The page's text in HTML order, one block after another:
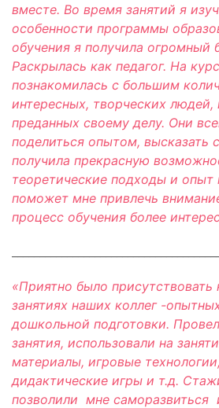
вместе. Во время занятий я
особенности программы
обучения я получила огромный
Раскрылась как педагог. На
познакомилась с большим
интересных, творческих людей,
преданных своему делу. Они
поделиться опытом, высказать
получила прекрасную
теоретические подходы и опыт
поможет мне привлечь
процесс обучения более
«Приятно было
занятиях наших коллег -
дошкольной подготовки.
занятия, использовали на
материалы, игровые
дидактические игры и т.д.
позволили мне саморазвиться